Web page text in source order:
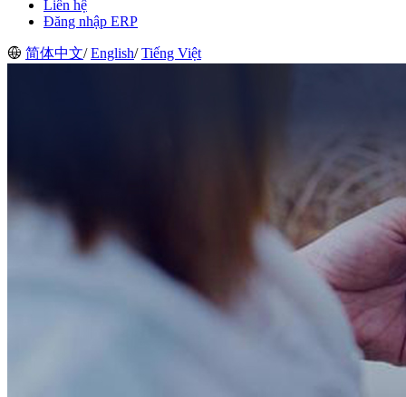
Liên hệ
Đăng nhập ERP
简体中文/English/Tiếng Việt